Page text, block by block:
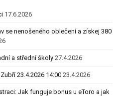
17.6.2026
se nenošeného oblečení a získej 380
a střední školy 27.4.2026
23.4.2026 14:00 23.4.2026
Jak funguje bonus u eToro a jak